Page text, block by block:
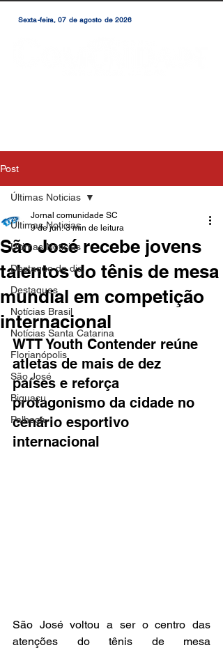
Sexta-feira, 07 de agosto de 2026
Post
Últimas Noticias
Últimas Notícias
Destaque do dia
Destaques
Notícias Brasil
Notícias Santa Catarina
Florianópolis
São José
Biguaçu
Palhoça
Últimas Noticias
São José recebe jovens
talentos do tênis de mesa
mundial em competição
internacional
Jornal comunidade SC
9 de jun. 3 min de leitura
WTT Youth Contender reúne
atletas de mais de dez
países e reforça
protagonismo da cidade no
cenário esportivo
internacional
São José voltou a ser o centro das
atenções do tênis de mesa